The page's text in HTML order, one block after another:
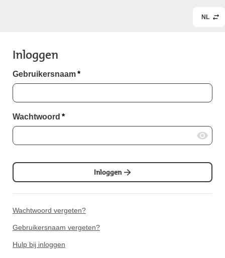
NL
Inloggen
Gebruikersnaam*
Wachtwoord *
Inloggen
Wachtwoord vergeten?
Gebruikersnaam vergeten?
Hulp bij inloggen